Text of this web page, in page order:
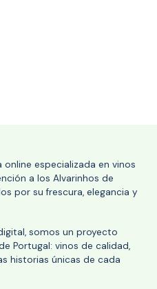
especializada en vinos
a los Alvarinhos de
por su frescura, elegancia y
somos un proyecto
Portugal: vinos de calidad,
historias únicas de cada